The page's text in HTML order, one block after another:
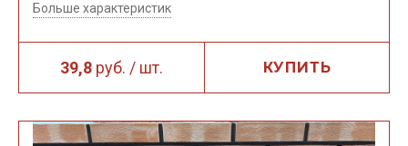
39,8 руб. / шт. КУПИТЬ
Больше характеристик